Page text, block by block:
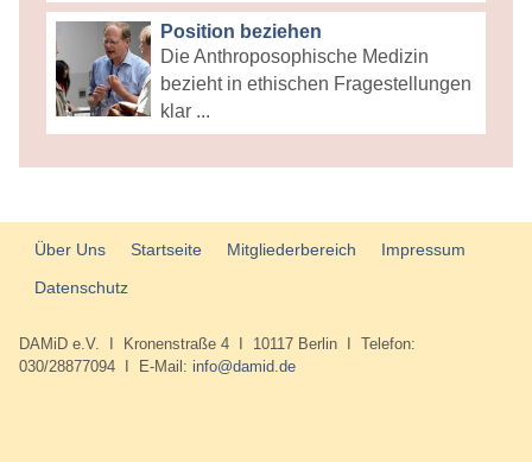
Position beziehen
Die Anthroposophische Medizin
bezieht in ethischen Fragestellungen
klar ...
Über Uns Startseite Mitgliederbereich
Impressum
Datenschutz
DAMiD e.V. I Kronenstraße 4 I 10117 Berlin I Telefon:
030/28877094 I E-Mail: info@damid.de